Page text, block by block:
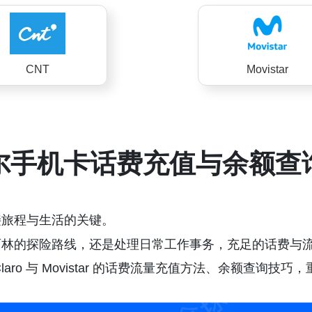
CNT Movistar
手机卡话费充值与余额查
程与生活的关键。
的探险路线，还是处理日常工作事务，充足的话费与
与 Movistar 的话费流量充值方法、余额查询技巧